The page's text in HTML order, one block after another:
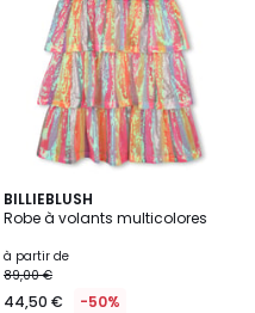
BILLIEBLUSH
Robe à volants multicolores
à partir de
89,00 €
44,50 € -50%